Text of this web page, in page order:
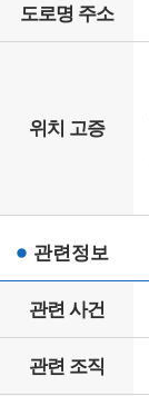
도로명 주소
위치 고증
관련정보
관련 사건
관련 조직